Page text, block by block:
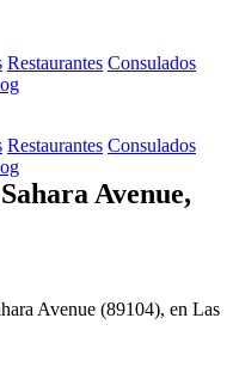
Restaurantes Consulados
Restaurantes Consulados
Avenue,
Avenue (89104), en Las